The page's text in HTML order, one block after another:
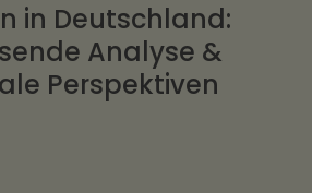
in Deutschland:
Analyse &
Perspektiven